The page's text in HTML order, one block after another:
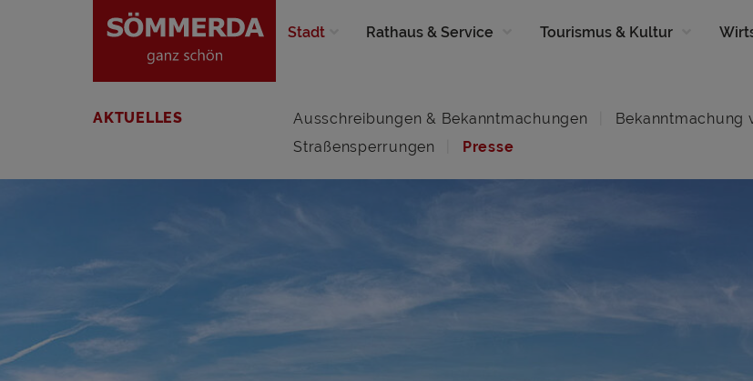
Stadt Rathaus & Service Tourismus & Kultur
AKTUELLES Ausschreibungen & Bekanntmachungen Bekanntmachung
Straßensperrungen
Presse